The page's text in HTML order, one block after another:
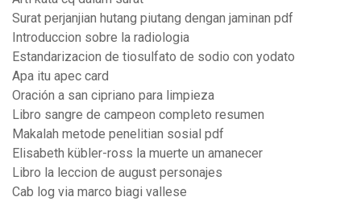
Surat perjanjian hutang piutang dengan jaminan pdf
Introduccion sobre la radiologia
Estandarizacion de tiosulfato de sodio con yodato
Apa itu apec card
Oración a san cipriano para limpieza
Libro sangre de campeon completo resumen
Makalah metode penelitian sosial pdf
Elisabeth kübler-ross la muerte un amanecer
Libro la leccion de august personajes
Cab log via marco biagi vallese